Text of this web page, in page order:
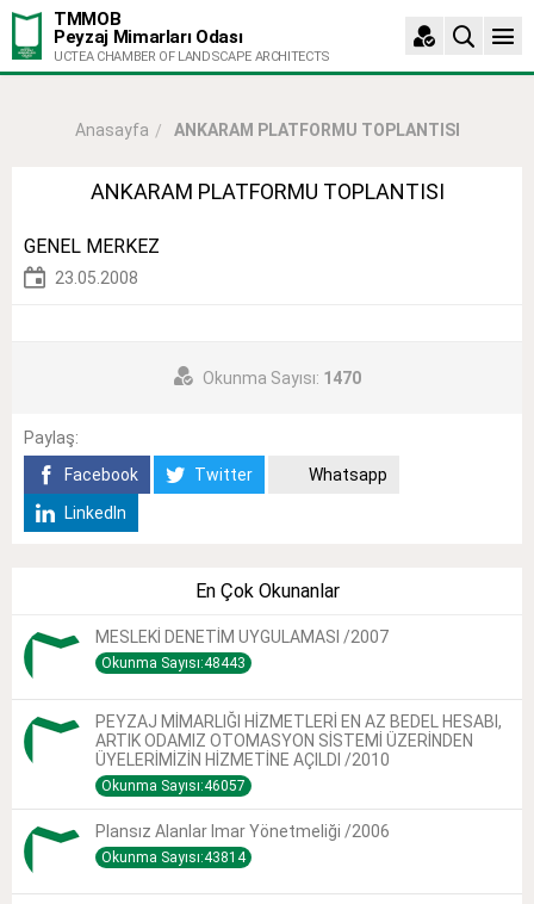
TMMOB
Peyzaj Mimarları Odası
UCTEA CHAMBER OF LANDSCAPE ARCHITECTS
Anasayfa ANKARAM PLATFORMU TOPLANTISI
ANKARAM PLATFORMU TOPLANTISI
GENEL MERKEZ
23.05.2008
Okunma Sayısı: 1470
Paylaş:
Facebook
Twitter
Whatsapp
LinkedIn
En Çok Okunanlar
MESLEKİ DENETİM UYGULAMASI /2007
Okunma Sayısı:48443
PEYZAJ MİMARLIĞI HİZMETLERİ EN AZ BEDEL HESABI,
ARTIK ODAMIZ OTOMASYON SİSTEMİ ÜZERİNDEN
ÜYELERİMİZİN HİZMETİNE AÇILDI /2010
Okunma Sayısı:46057
Plansız Alanlar Imar Yönetmeliği /2006
Okunma Sayısı:43814